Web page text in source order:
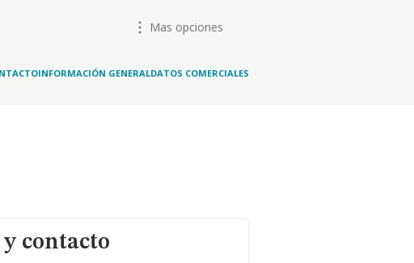
Mas opciones
INFORMACIÓN GENERALDATOS COMERCIALES
contacto